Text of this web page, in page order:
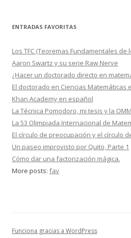
ENTRADAS FAVORITAS
Los TFC (Teoremas Fundamentales de
Aaron Swartz y su serie Raw Nerve
¿Hacer un doctorado directo en
El doctorado en Ciencias Matemáticas
Khan Academy en español
La Técnica Pomodoro, mi tesis y la OMM
La 53 Olimpiada Internacional de
El círculo de preocupación y el círculo
Un paseo improvisto por Quito, Parte 1
Cómo dar una factorización mágica.
More posts: fav
Funciona gracias a WordPress